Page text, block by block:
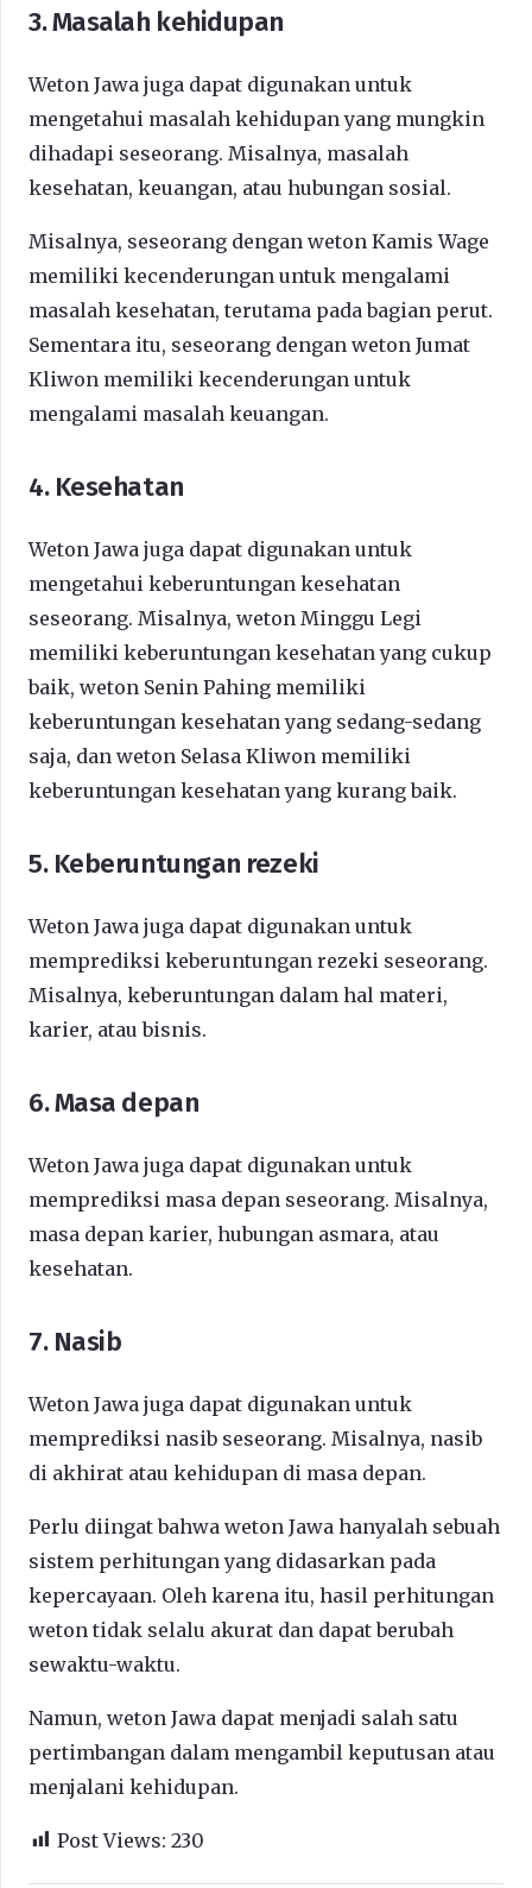
3. Masalah kehidupan
Weton Jawa juga dapat digunakan untuk
mengetahui masalah kehidupan yang mungkin
dihadapi seseorang. Misalnya, masalah
kesehatan, keuangan, atau hubungan sosial.
Misalnya, seseorang dengan weton Kamis Wage
memiliki kecenderungan untuk mengalami
masalah kesehatan, terutama pada bagian perut.
Sementara itu, seseorang dengan weton Jumat
Kliwon memiliki kecenderungan untuk
mengalami masalah keuangan.
4. Kesehatan
Weton Jawa juga dapat digunakan untuk
mengetahui keberuntungan kesehatan
seseorang. Misalnya, weton Minggu Legi
memiliki keberuntungan kesehatan yang cukup
baik, weton Senin Pahing memiliki
keberuntungan kesehatan yang sedang-sedang
saja, dan weton Selasa Kliwon memiliki
keberuntungan kesehatan yang kurang baik.
5. Keberuntungan rezeki
Weton Jawa juga dapat digunakan untuk
memprediksi keberuntungan rezeki seseorang.
Misalnya, keberuntungan dalam hal materi,
karier, atau bisnis.
6. Masa depan
Weton Jawa juga dapat digunakan untuk
memprediksi masa depan seseorang. Misalnya,
masa depan karier, hubungan asmara, atau
kesehatan.
7. Nasib
Weton Jawa juga dapat digunakan untuk
memprediksi nasib seseorang. Misalnya, nasib
di akhirat atau kehidupan di masa depan.
Perlu diingat bahwa weton Jawa hanyalah sebuah
sistem perhitungan yang didasarkan pada
kepercayaan. Oleh karena itu, hasil perhitungan
weton tidak selalu akurat dan dapat berubah
sewaktu-waktu.
Namun, weton Jawa dapat menjadi salah satu
pertimbangan dalam mengambil keputusan atau
menjalani kehidupan.
Post Views: 230